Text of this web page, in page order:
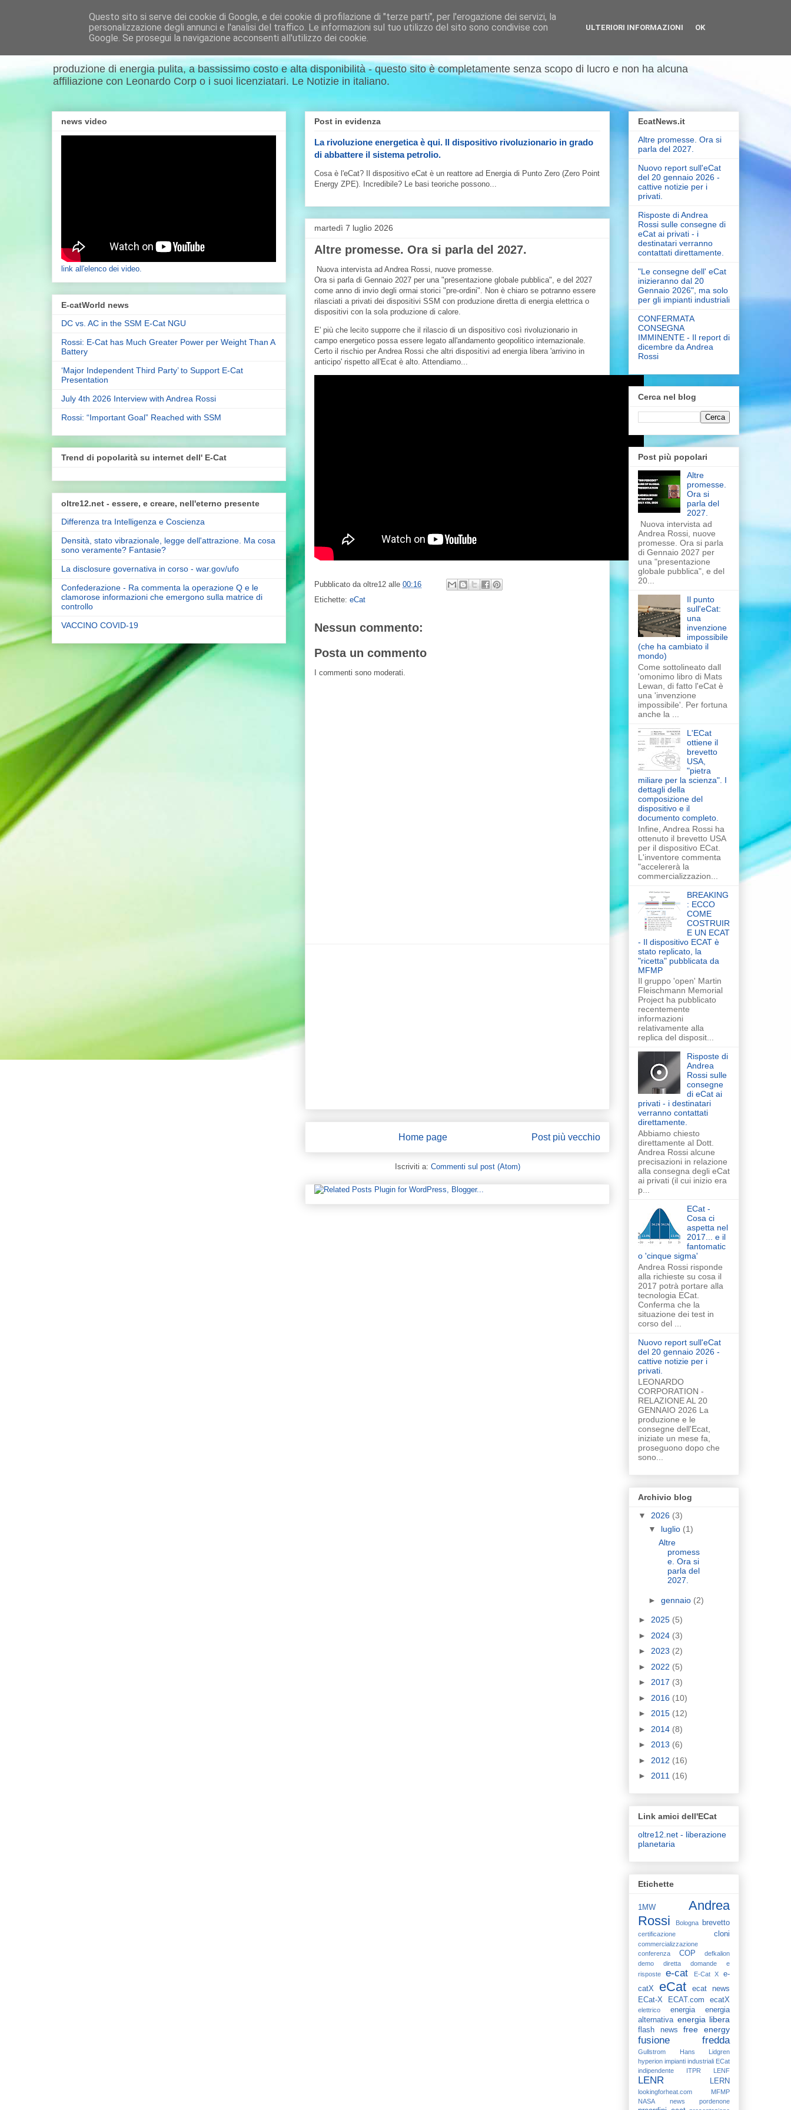
EcatNews.it
produzione di energia pulita, a bassissimo costo e alta disponibilità - questo sito è completamente senza scopo di lucro e non ha alcuna
affiliazione con Leonardo Corp o i suoi licenziatari. Le Notizie in italiano.
Post in evidenza
La rivoluzione energetica è qui. Il dispositivo rivoluzionario in grado
di abbattere il sistema petrolio.
Cosa è l'eCat? Il dispositivo eCat è un reattore ad Energia di Punto Zero (Zero Point
Energy ZPE). Incredibile? Le basi teoriche possono...
martedì 7 luglio 2026
Altre promesse. Ora si parla del 2027.
Nuova intervista ad Andrea Rossi, nuove promesse.
Ora si parla di Gennaio 2027 per una "presentazione globale pubblica", e del 2027
come anno di invio degli ormai storici "pre-ordini". Non è chiaro se potranno essere
rilasciati a privati dei dispositivi SSM con produzione diretta di energia elettrica o
dispositivi con la sola produzione di calore.
E' più che lecito supporre che il rilascio di un dispositivo così rivoluzionario in
campo energetico possa essere legato all'andamento geopolitico internazionale.
Certo il rischio per Andrea Rossi che altri dispositivi ad energia libera 'arrivino in
anticipo' rispetto all'Ecat è alto. Attendiamo...
Pubblicato da oltre12 alle 00:16
Etichette: eCat
Nessun commento:
Posta un commento
I commenti sono moderati.
Post più vecchio
Home page
Iscriviti a: Commenti sul post (Atom)
news video
link all'elenco dei video.
E-catWorld news
DC vs. AC in the SSM E-Cat NGU
Rossi: E-Cat has Much Greater Power per Weight Than A
Battery
‘Major Independent Third Party’ to Support E-Cat
Presentation
July 4th 2026 Interview with Andrea Rossi
Rossi: “Important Goal” Reached with SSM
Trend di popolarità su internet dell' E-Cat
oltre12.net - essere, e creare, nell'eterno presente
Differenza tra Intelligenza e Coscienza
Densità, stato vibrazionale, legge dell'attrazione. Ma cosa
sono veramente? Fantasie?
La disclosure governativa in corso - war.gov/ufo
Confederazione - Ra commenta la operazione Q e le
clamorose informazioni che emergono sulla matrice di
controllo
VACCINO COVID-19
EcatNews.it
Altre promesse. Ora si
parla del 2027.
Nuovo report sull'eCat
del 20 gennaio 2026 -
cattive notizie per i
privati.
Risposte di Andrea
Rossi sulle consegne di
eCat ai privati - i
destinatari verranno
contattati direttamente.
"Le consegne dell' eCat
inizieranno dal 20
Gennaio 2026", ma solo
per gli impianti industriali
CONFERMATA
CONSEGNA
IMMINENTE - Il report di
dicembre da Andrea
Rossi
Cerca nel blog
Post più popolari
Altre
promesse.
Ora si
parla del
2027.
Nuova intervista ad
Andrea Rossi, nuove
promesse. Ora si parla
di Gennaio 2027 per
una "presentazione
globale pubblica", e del
20...
Il punto
sull'eCat:
una
invenzione
impossibile
(che ha cambiato il
mondo)
Come sottolineato dall
'omonimo libro di Mats
Lewan, di fatto l'eCat è
una 'invenzione
impossibile'. Per fortuna
anche la ...
L'ECat
ottiene il
brevetto
USA,
"pietra
miliare per la scienza". I
dettagli della
composizione del
dispositivo e il
documento completo.
Infine, Andrea Rossi ha
ottenuto il brevetto USA
per il dispositivo ECat.
L'inventore commenta
"accelererà la
commercializzazion...
BREAKING
: ECCO
COME
COSTRUIR
E UN ECAT
- Il dispositivo ECAT è
stato replicato, la
"ricetta" pubblicata da
MFMP
Il gruppo 'open' Martin
Fleischmann Memorial
Project ha pubblicato
recentemente
informazioni
relativamente alla
replica del disposit...
Risposte di
Andrea
Rossi sulle
consegne
di eCat ai
privati - i destinatari
verranno contattati
direttamente.
Abbiamo chiesto
direttamente al Dott.
Andrea Rossi alcune
precisazioni in relazione
alla consegna degli eCat
ai privati (il cui inizio era
p...
ECat -
Cosa ci
aspetta nel
2017... e il
fantomatic
o 'cinque sigma'
Andrea Rossi risponde
alla richieste su cosa il
2017 potrà portare alla
tecnologia ECat.
Conferma che la
situazione dei test in
corso del ...
Nuovo report sull'eCat
del 20 gennaio 2026 -
cattive notizie per i
privati.
LEONARDO
CORPORATION -
RELAZIONE AL 20
GENNAIO 2026 La
produzione e le
consegne dell'Ecat,
iniziate un mese fa,
proseguono dopo che
sono...
Archivio blog
▼ 2026 (3)
▼ luglio (1)
Altre
promess
e. Ora si
parla del
2027.
► gennaio (2)
► 2025 (5)
► 2024 (3)
► 2023 (2)
► 2022 (5)
► 2017 (3)
► 2016 (10)
► 2015 (12)
► 2014 (8)
► 2013 (6)
► 2012 (16)
► 2011 (16)
Link amici dell'ECat
oltre12.net - liberazione
planetaria
Etichette
1MW
Andrea
Rossi
Bologna brevetto
certificazione cloni
commercializzazione
conferenza
COP
defkalion
demo
diretta
domande e
risposte
e-cat E-Cat X
e-
catX
eCat
ecat news
ECat-X
ECAT.com ecatX
elettrico energia
energia
alternativa energia libera
flash news free energy
fusione fredda
Gullstrom
Hans Lidgren
hyperion impianti industriali ECat
indipendente
ITPR LENF
LENR LERN
lookingforheat.com
MFMP
NASA
news pordenone
Questo sito si serve dei cookie di Google, e dei cookie di profilazione di "terze parti", per l'erogazione dei servizi, la
personalizzazione degli annunci e l'analisi del traffico. Le informazioni sul tuo utilizzo del sito sono condivise con
Google. Se prosegui la navigazione acconsenti all'utilizzo dei cookie.
ULTERIORI INFORMAZIONI OK